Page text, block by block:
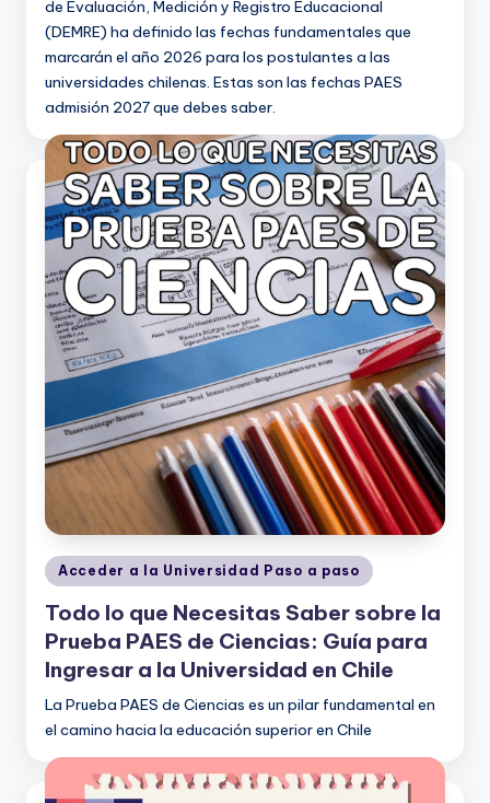
de Evaluación, Medición y Registro Educacional
(DEMRE) ha definido las fechas fundamentales que
marcarán el año 2026 para los postulantes a las
universidades chilenas. Estas son las fechas PAES
admisión 2027 que debes saber.
Publicado
en
Acceder a la Universidad Paso a paso
Todo lo que Necesitas Saber sobre la
Prueba PAES de Ciencias: Guía para
Ingresar a la Universidad en Chile
La Prueba PAES de Ciencias es un pilar fundamental en
el camino hacia la educación superior en Chile